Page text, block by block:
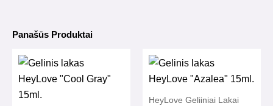
Panašūs Produktai
HeyLove Geliiniai Lakai